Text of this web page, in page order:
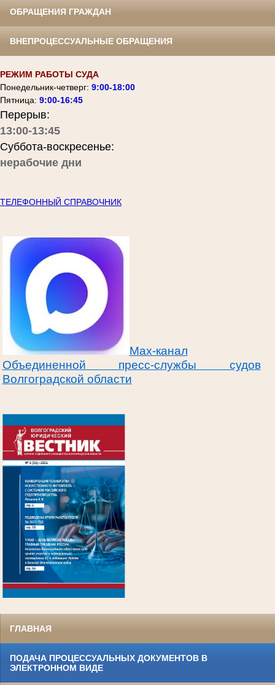
ОБРАЩЕНИЯ ГРАЖДАН
ВНЕПРОЦЕССУАЛЬНЫЕ ОБРАЩЕНИЯ
РЕЖИМ РАБОТЫ СУДА
Понедельник-четверг: 9:00-18:00
Пятница: 9:00-16:45
Перерыв:
13:00-13:45
Суббота-воскресенье:
нерабочие дни
ТЕЛЕФОННЫЙ СПРАВОЧНИК
Max-канал
Объединенной пресс-службы судов
Волгоградской области
ГЛАВНАЯ
ПОДАЧА ПРОЦЕССУАЛЬНЫХ ДОКУМЕНТОВ В
ЭЛЕКТРОННОМ ВИДЕ